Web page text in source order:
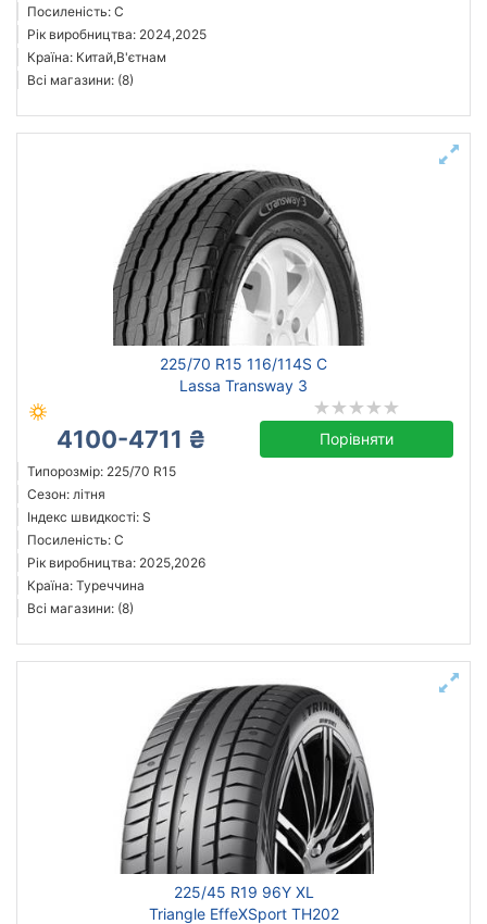
Посиленість: C
Рік виробництва: 2024,2025
Країна: Китай,В'єтнам
Всі магазини: (8)
225/70 R15 116/114S C
Lassa Transway 3
4100-4711 ₴ Порівняти
Типорозмір: 225/70 R15
Сезон: літня
Індекс швидкості: S
Посиленість: C
Рік виробництва: 2025,2026
Країна: Туреччина
Всі магазини: (8)
225/45 R19 96Y XL
Triangle EffeXSport TH202